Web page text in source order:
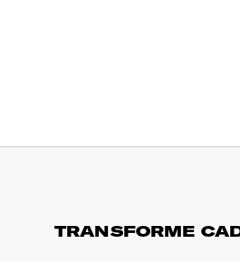
TRANSFORME